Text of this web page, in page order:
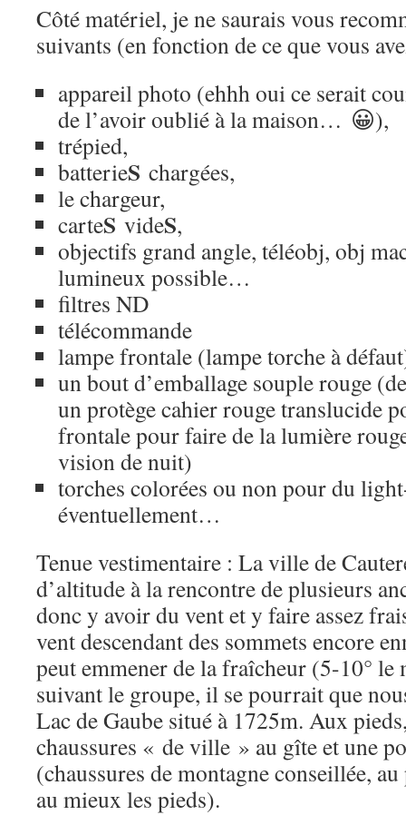
Côté matériel, je ne saurais vous
suivants (en fonction de ce que vous
appareil photo (ehhh oui ce serait
de l’avoir oublié à la maison… 😀),
trépied,
batterieS chargées,
le chargeur,
carteS videS,
objectifs grand angle, téléobj, obj
lumineux possible…
filtres ND
télécommande
lampe frontale (lampe torche à
un bout d’emballage souple rouge
un protège cahier rouge translucide
frontale pour faire de la lumière
vision de nuit)
torches colorées ou non pour du
éventuellement…
Tenue vestimentaire : La ville de
d’altitude à la rencontre de plusieurs
donc y avoir du vent et y faire assez
vent descendant des sommets encore
peut emmener de la fraîcheur (5-10° le
suivant le groupe, il se pourrait que
Lac de Gaube situé à 1725m. Aux
chaussures « de ville » au gîte et une
(chaussures de montagne conseillée,
au mieux les pieds).